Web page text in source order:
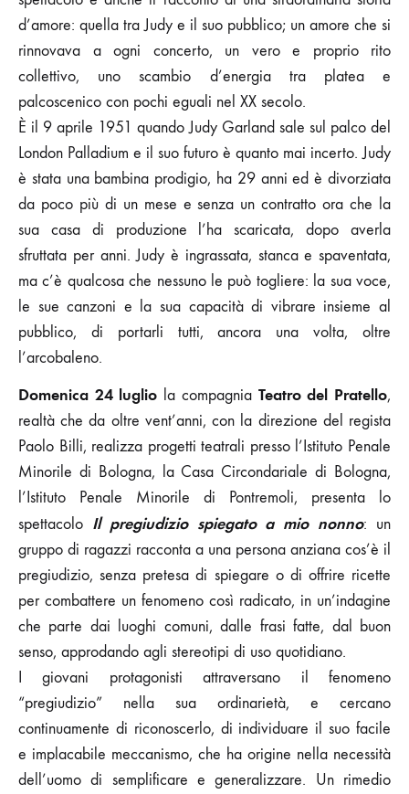
d’amore: quella tra Judy e il suo pubblico; un amore che si
rinnovava a ogni concerto, un vero e proprio rito
collettivo, uno scambio d’energia tra platea e
palcoscenico con pochi eguali nel XX secolo.
È il 9 aprile 1951 quando Judy Garland sale sul palco del
London Palladium e il suo futuro è quanto mai incerto. Judy
è stata una bambina prodigio, ha 29 anni ed è divorziata
da poco più di un mese e senza un contratto ora che la
sua casa di produzione l’ha scaricata, dopo averla
sfruttata per anni. Judy è ingrassata, stanca e spaventata,
ma c’è qualcosa che nessuno le può togliere: la sua voce,
le sue canzoni e la sua capacità di vibrare insieme al
pubblico, di portarli tutti, ancora una volta, oltre
l’arcobaleno.
Domenica 24 luglio la compagniaTeatro del Pratello,
realtà che da oltre vent’anni, con la direzione del regista
Paolo Billi, realizza progetti teatrali presso l’Istituto Penale
Minorile di Bologna, la Casa Circondariale di Bologna,
l’Istituto Penale Minorile di Pontremoli, presenta lo
spettacolo Il pregiudizio spiegato a mio nonno: un
gruppo di ragazzi racconta a una persona anziana cos’è il
pregiudizio, senza pretesa di spiegare o di offrire ricette
per combattere un fenomeno così radicato, in un’indagine
che parte dai luoghi comuni, dalle frasi fatte, dal buon
senso, approdando agli stereotipi di uso quotidiano.
I giovani protagonisti attraversano il fenomeno
“pregiudizio” nella sua ordinarietà, e cercano
continuamente di riconoscerlo, di individuare il suo facile
e implacabile meccanismo, che ha origine nella necessità
dell’uomo di semplificare e generalizzare. Un rimedio